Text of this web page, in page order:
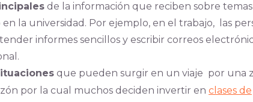
de la información que reciben sobre
la universidad. Por ejemplo, en el trabajo, las
informes sencillos y escribir correos
que pueden surgir en un viaje por una
por la cual muchos deciden invertir en clases de